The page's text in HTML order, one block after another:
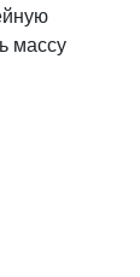
массу